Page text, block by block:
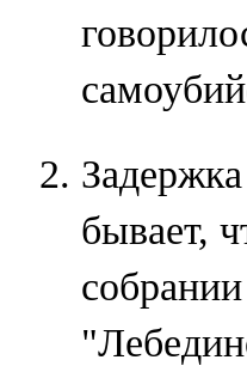
бывает,